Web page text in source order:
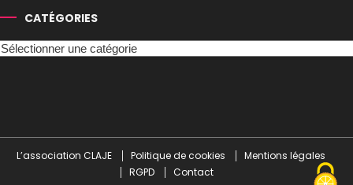
CATÉGORIES
L’association CLAJE Politique de cookies
Mentions légales
RGPD
Contact